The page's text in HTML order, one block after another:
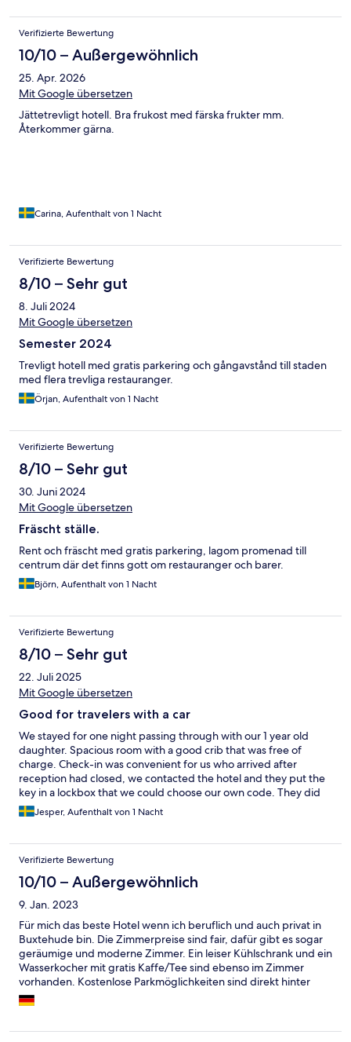
Verifizierte Bewertung
10/10 – Außergewöhnlich
25. Apr. 2026
Mit Google übersetzen
Jättetrevligt hotell. Bra frukost med färska frukter mm.
Återkommer gärna.
Carina, Aufenthalt von 1 Nacht
Verifizierte Bewertung
8/10 – Sehr gut
8. Juli 2024
Mit Google übersetzen
Semester 2024
Trevligt hotell med gratis parkering och gångavstånd till staden
med flera trevliga restauranger.
Örjan, Aufenthalt von 1 Nacht
Verifizierte Bewertung
8/10 – Sehr gut
30. Juni 2024
Mit Google übersetzen
Fräscht ställe.
Rent och fräscht med gratis parkering, lagom promenad till
centrum där det finns gott om restauranger och barer.
Björn, Aufenthalt von 1 Nacht
Verifizierte Bewertung
8/10 – Sehr gut
22. Juli 2025
Mit Google übersetzen
Good for travelers with a car
We stayed for one night passing through with our 1 year old
daughter. Spacious room with a good crib that was free of
charge. Check-in was convenient for us who arrived after
reception had closed, we contacted the hotel and they put the
key in a lockbox that we could choose our own code. They did
have incorrect instructions on the hotels.com description of the
hotel. We read that guests are required to present a Covid test
also asked for breakfast which was presented as one price on
hotels.com but was also out of date. It was just a moderate drive
outside Hamburg so for someone traveling to Hamburg with car
it was a good choice, also free parking at hotel parking lot or on
the streets in front of hotel. So overall a good place to stay if
you’re looking for something on the cheaper side and can be ok
with not staying in the city center and you have a car.
Jesper, Aufenthalt von 1 Nacht
Verifizierte Bewertung
10/10 – Außergewöhnlich
9. Jan. 2023
Für mich das beste Hotel wenn ich beruflich und auch privat in
Buxtehude bin. Die Zimmerpreise sind fair, dafür gibt es sogar
geräumige und moderne Zimmer. Ein leiser Kühlschrank und ein
Wasserkocher mit gratis Kaffe/Tee sind ebenso im Zimmer
vorhanden. Kostenlose Parkmöglichkeiten sind direkt hinter
dem Hotel.oder auch gratis davor an der Straße. Das Personal ist
super freundlich und hilfsbereit. Das Frühstück ist sehr frisch